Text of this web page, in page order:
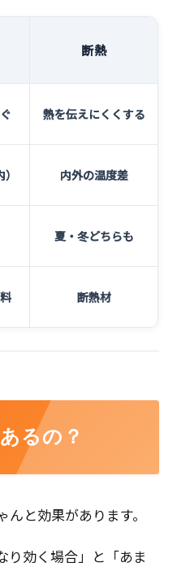
断熱
熱を伝えにくくする
内外の温度差
夏・冬どちらも
断熱材
るの？
と効果があります。
り効く場合」と「あま